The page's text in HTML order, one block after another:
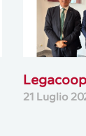
21 Luglio